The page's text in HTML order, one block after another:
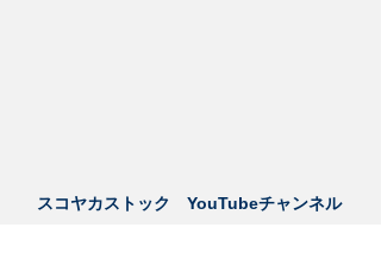
スコヤカストック YouTubeチャンネル